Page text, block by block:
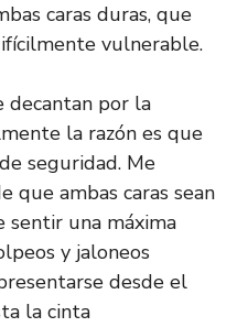
caras duras, que
vulnerable.
decantan por la
la razón es que
seguridad. Me
que ambas caras sean
sentir una máxima
y jaloneos
desde el
la cinta